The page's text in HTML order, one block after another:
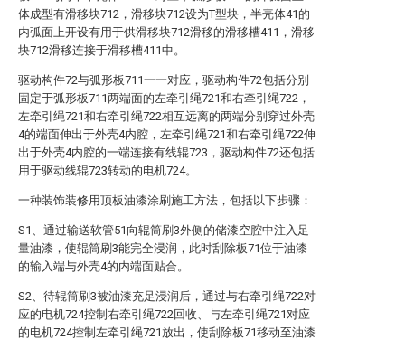
体成型有滑移块712，滑移块712设为T型块，半壳体41的
内弧面上开设有用于供滑移块712滑移的滑移槽411，滑移
块712滑移连接于滑移槽411中。
驱动构件72与弧形板711一一对应，驱动构件72包括分别
固定于弧形板711两端面的左牵引绳721和右牵引绳722，
左牵引绳721和右牵引绳722相互远离的两端分别穿过外壳
4的端面伸出于外壳4内腔，左牵引绳721和右牵引绳722伸
出于外壳4内腔的一端连接有线辊723，驱动构件72还包括
用于驱动线辊723转动的电机724。
一种装饰装修用顶板油漆涂刷施工方法，包括以下步骤：
S1、通过输送软管51向辊筒刷3外侧的储漆空腔中注入足
量油漆，使辊筒刷3能完全浸润，此时刮除板71位于油漆
的输入端与外壳4的内端面贴合。
S2、待辊筒刷3被油漆充足浸润后，通过与右牵引绳722对
应的电机724控制右牵引绳722回收、与左牵引绳721对应
的电机724控制左牵引绳721放出，使刮除板71移动至油漆